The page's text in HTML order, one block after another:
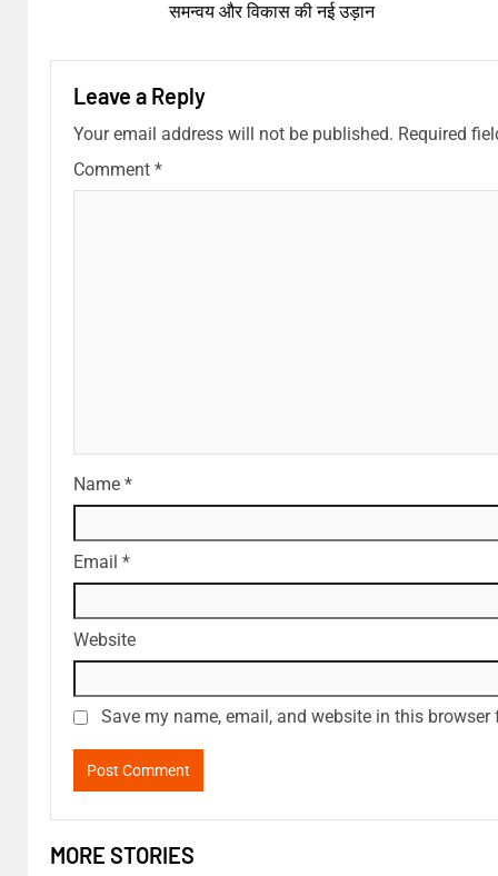
समन्वय और विकास की नई उड़ान
Leave a Reply
Your email address will not be published. Required
Comment *
Name *
Email *
Website
Save my name, email, and website in this
MORE STORIES